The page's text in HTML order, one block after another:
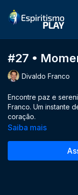
#27 •
Divaldo Franco
Encontre paz e
Franco. Um instante
coração.
Saiba mais